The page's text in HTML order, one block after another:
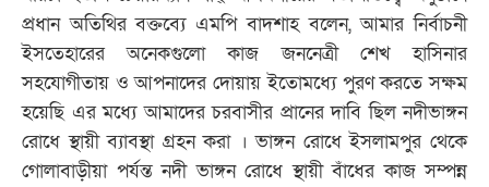
প্রধান অতিথির বক্তব্যে এমপি বাদশাহ বলেন, আমার নির্বাচনী
ইসতেহারের অনেকগুলো কাজ জননেত্রী শেখ হাসিনার
সহযোগীতায় ও আপনাদের দোয়ায় ইতোমধ্যে পুরণ করতে সক্ষম
হয়েছি এর মধ্যে আমাদের চরবাসীর প্রানের দাবি ছিল নদীভাঙ্গন
রোধে স্থায়ী ব্যাবস্থা গ্রহন করা । ভাঙ্গন রোধে ইসলামপুর থেকে
গোলাবাড়ীয়া পর্যন্ত নদী ভাঙ্গন রোধে স্থায়ী বাঁধের কাজ সম্পন্ন